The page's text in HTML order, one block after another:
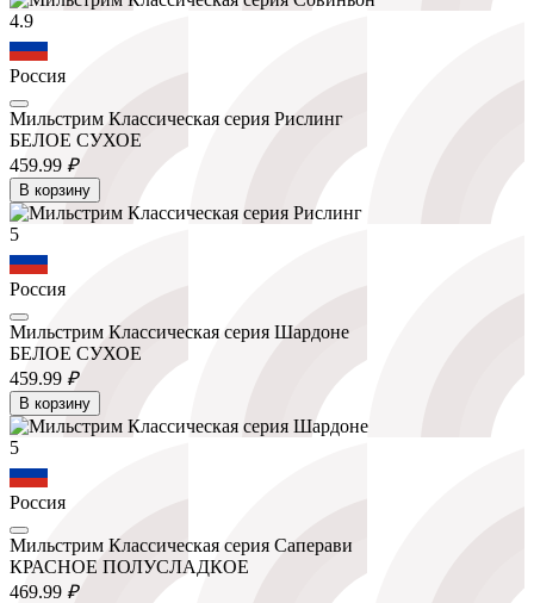
4.9
Россия
Мильстрим Классическая серия Рислинг
БЕЛОЕ СУХОЕ
459.99 ₽
В корзину
5
Россия
Мильстрим Классическая серия Шардоне
БЕЛОЕ СУХОЕ
459.99 ₽
В корзину
5
Россия
Мильстрим Классическая серия Саперави
КРАСНОЕ ПОЛУСЛАДКОЕ
469.99 ₽